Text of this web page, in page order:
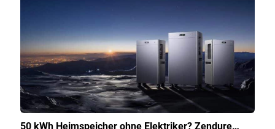
50 kWh Heimspeicher ohne Elektriker? Zendure…